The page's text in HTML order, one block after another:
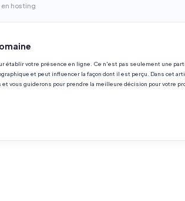
en hosting
établir votre présence en ligne. Ce n'est pas seulement une
et peut influencer la façon dont il est perçu. Dans cet
vous guiderons pour prendre la meilleure décision pour votre